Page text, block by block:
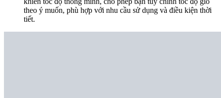
theo ý muốn, phù hợp với nhu cầu sử dụng và điều kiện thời
tiết.